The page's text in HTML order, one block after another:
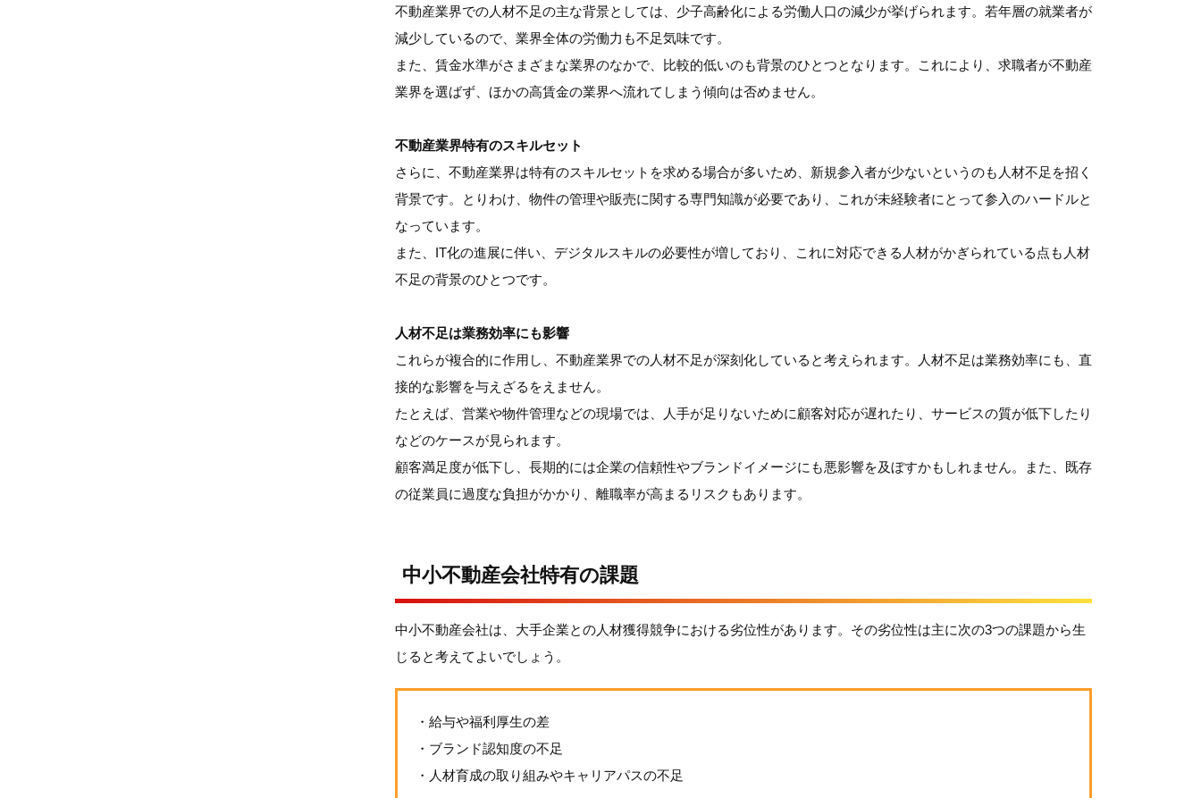
不動産業界での人材不足の主な背景としては、少子高齢化による労働人口の減少が挙げられます。若年層の就業者が
減少しているので、業界全体の労働力も不足気味です。
また、賃金水準がさまざまな業界のなかで、比較的低いのも背景のひとつとなります。これにより、求職者が不動産
業界を選ばず、ほかの高賃金の業界へ流れてしまう傾向は否めません。
不動産業界特有のスキルセット
さらに、不動産業界は特有のスキルセットを求める場合が多いため、新規参入者が少ないというのも人材不足を招く
背景です。とりわけ、物件の管理や販売に関する専門知識が必要であり、これが未経験者にとって参入のハードルと
なっています。
また、IT化の進展に伴い、デジタルスキルの必要性が増しており、これに対応できる人材がかぎられている点も人材
不足の背景のひとつです。
人材不足は業務効率にも影響
これらが複合的に作用し、不動産業界での人材不足が深刻化していると考えられます。人材不足は業務効率にも、直
接的な影響を与えざるをえません。
たとえば、営業や物件管理などの現場では、人手が足りないために顧客対応が遅れたり、サービスの質が低下したり
などのケースが見られます。
顧客満足度が低下し、長期的には企業の信頼性やブランドイメージにも悪影響を及ぼすかもしれません。また、既存
の従業員に過度な負担がかかり、離職率が高まるリスクもあります。
中小不動産会社特有の課題
中小不動産会社は、大手企業との人材獲得競争における劣位性があります。その劣位性は主に次の3つの課題から生
じると考えてよいでしょう。
・給与や福利厚生の差
・ブランド認知度の不足
・人材育成の取り組みやキャリアパスの不足